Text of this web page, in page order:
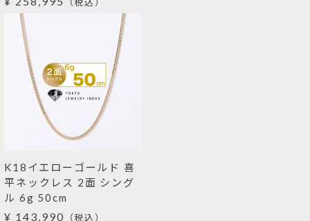
（税込）
K18イエローゴールド 喜
平ネックレス 2面 シング
ル 6g 50cm
¥ 143,990 （税込）